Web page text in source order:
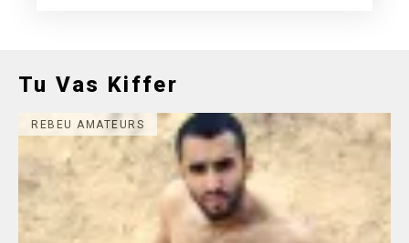
Tu Vas Kiffer
REBEU AMATEURS